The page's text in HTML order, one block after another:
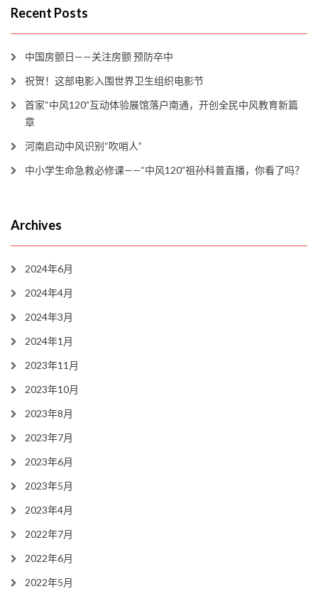
Recent Posts
中国房颤日——关注房颤 预防卒中
祝贺！这部电影入围世界卫生组织电影节
首家“中风120”互动体验展馆落户南通，开创全民中风教育新篇
章
河南启动中风识别“吹哨人”
中小学生命急救必修课——“中风120”祖孙科普直播，你看了吗？
Archives
2024年6月
2024年4月
2024年3月
2024年1月
2023年11月
2023年10月
2023年8月
2023年7月
2023年6月
2023年5月
2023年4月
2022年7月
2022年6月
2022年5月